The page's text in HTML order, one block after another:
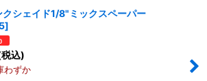
クシェイド1/8"ミックスペーパー
]
込)
わずか